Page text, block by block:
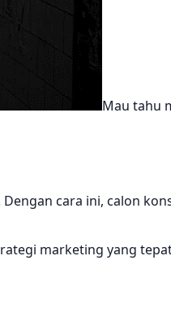
Mau tahu
cara ini, calon
marketing yang